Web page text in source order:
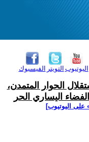
الفيسبوك التويتر اليوتيوب
الحوار المتمدن،
اليساري الحر
على اليوتيوب]